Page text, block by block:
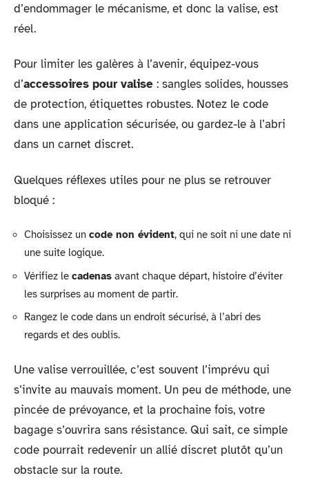
d’endommager le mécanisme, et donc la valise, est
réel.
Pour limiter les galères à l’avenir, équipez-vous
d’accessoires pour valise : sangles solides, housses
de protection, étiquettes robustes. Notez le code
dans une application sécurisée, ou gardez-le à l’abri
dans un carnet discret.
Quelques réflexes utiles pour ne plus se retrouver
bloqué :
Choisissez un code non évident, qui ne soit ni une date ni
une suite logique.
Vérifiez le cadenas avant chaque départ, histoire d’éviter
les surprises au moment de partir.
Rangez le code dans un endroit sécurisé, à l’abri des
regards et des oublis.
Une valise verrouillée, c’est souvent l’imprévu qui
s’invite au mauvais moment. Un peu de méthode, une
pincée de prévoyance, et la prochaine fois, votre
bagage s’ouvrira sans résistance. Qui sait, ce simple
code pourrait redevenir un allié discret plutôt qu’un
obstacle sur la route.